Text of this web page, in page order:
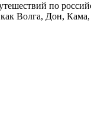
по
Волга, Дон,